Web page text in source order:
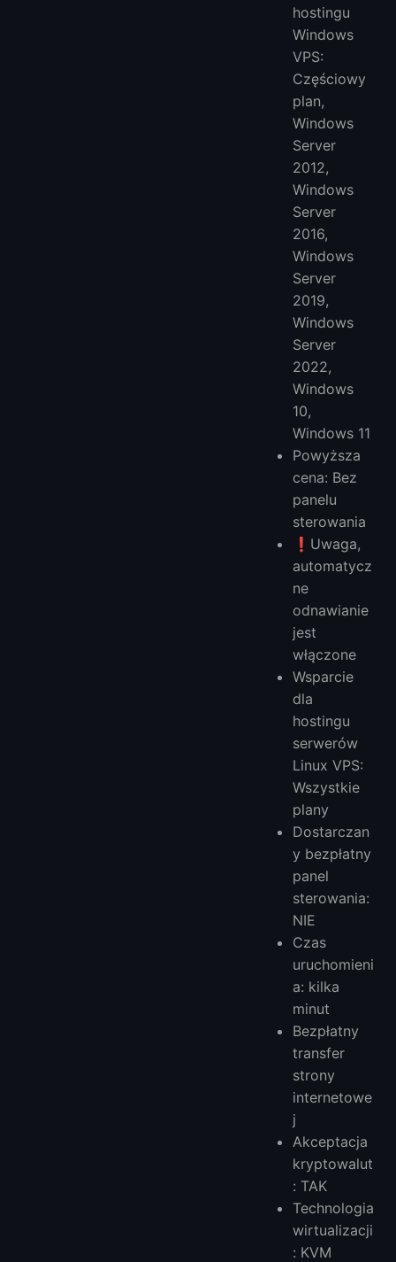
hostingu
Windows
VPS:
Częściowy
plan,
Windows
Server
2012,
Windows
Server
2016,
Windows
Server
2019,
Windows
Server
2022,
Windows
10,
Windows 11
Powyższa
cena: Bez
panelu
sterowania
❗️Uwaga,
automatycz
ne
odnawianie
jest
włączone
Wsparcie
dla
hostingu
serwerów
Linux VPS:
Wszystkie
plany
Dostarczan
y bezpłatny
panel
sterowania:
NIE
Czas
uruchomieni
a: kilka
minut
Bezpłatny
transfer
strony
internetowe
j
Akceptacja
kryptowalut
: TAK
Technologia
wirtualizacji
: KVM